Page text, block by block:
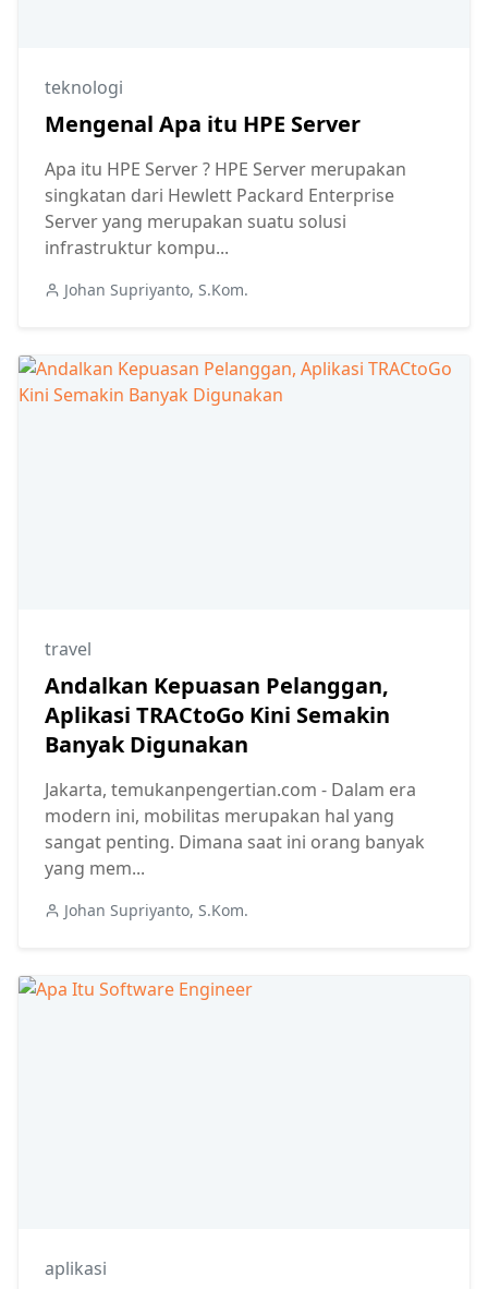
teknologi
Mengenal Apa itu HPE Server
Apa itu HPE Server ? HPE Server merupakan
singkatan dari Hewlett Packard Enterprise
Server yang merupakan suatu solusi
infrastruktur kompu...
Johan Supriyanto, S.Kom.
travel
Andalkan Kepuasan Pelanggan,
Aplikasi TRACtoGo Kini Semakin
Banyak Digunakan
Jakarta, temukanpengertian.com - Dalam era
modern ini, mobilitas merupakan hal yang
sangat penting. Dimana saat ini orang banyak
yang mem...
Johan Supriyanto, S.Kom.
aplikasi